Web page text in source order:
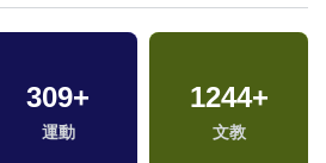
309+
運動
1244+
文教